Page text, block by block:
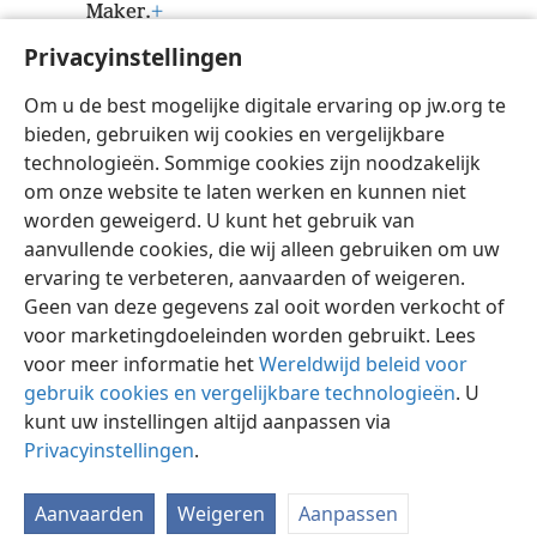
Privacyinstellingen
Om u de best mogelijke digitale ervaring op jw.org te
bieden, gebruiken wij cookies en vergelijkbare
technologieën. Sommige cookies zijn noodzakelijk
om onze website te laten werken en kunnen niet
worden geweigerd. U kunt het gebruik van
aanvullende cookies, die wij alleen gebruiken om uw
ervaring te verbeteren, aanvaarden of weigeren.
Geen van deze gegevens zal ooit worden verkocht of
voor marketingdoeleinden worden gebruikt. Lees
voor meer informatie hetWereldwijd beleid voor
gebruik cookies en vergelijkbare technologieën. U
kunt uw instellingen altijd aanpassen via
Privacyinstellingen.
Aanvaarden Weigeren Aanpassen
Maker.+
Nederlands Instellingen
Copyright © 2026 Watch Tower Bible and Tract Society of Pennsylvania
Gebruiksvoorwaarden Privacybeleid
JW.ORG
Inloggen